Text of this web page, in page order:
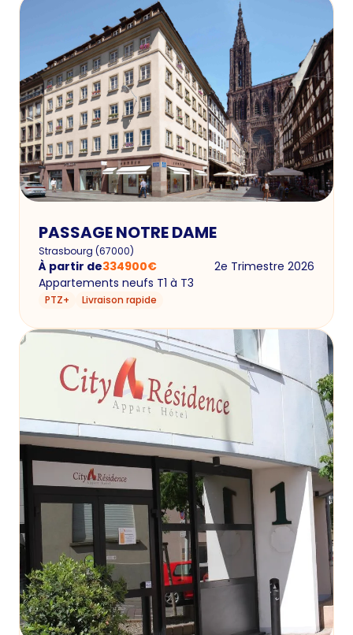
PASSAGE NOTRE DAME
Strasbourg (67000)
À partir de334900€
2e Trimestre 2026
Appartements neufs T1 à T3
PTZ+ Livraison rapide